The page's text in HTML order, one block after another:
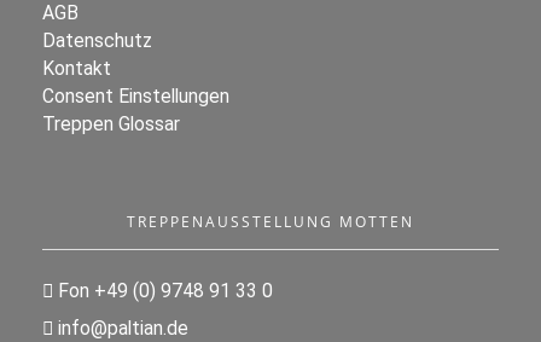
AGB
Datenschutz
Kontakt
Consent Einstellungen
Treppen Glossar
TREPPENAUSSTELLUNG MOTTEN
Fon +49 (0) 9748 91 33 0
info@paltian.de